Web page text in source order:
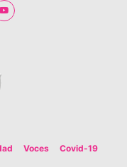
Voces Covid-19